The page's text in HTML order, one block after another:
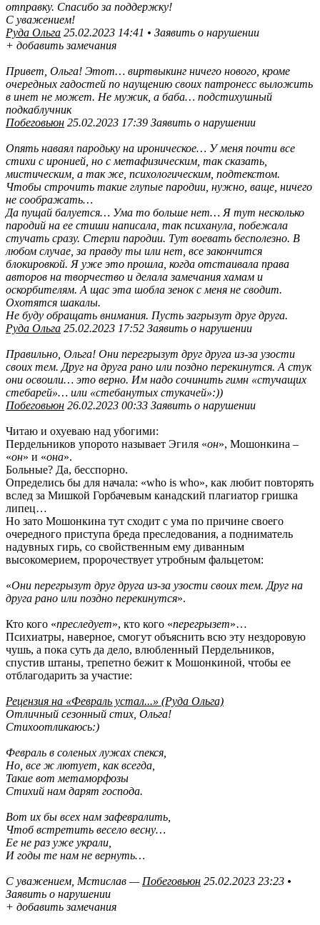
отправку. Спасибо за поддержку!
С уважением!
Руда Ольга 25.02.2023 14:41 • Заявить о нарушении
+ добавить замечания
Привет, Ольга! Этот… виртвыкинг ничего нового, кроме
очередных гадостей по наущению своих патронесс выложить
в инет не может. Не мужик, а баба… подстихушный
подкаблучник
Побеговьюн 25.02.2023 17:39 Заявить о нарушении
Опять наваял пародьку на ироническое… У меня почти все
стихи с иронией, но с метафизическим, так сказать,
мистическим, а так же, психологическим, подтекстом.
Чтобы строчить такие глупые пародии, нужно, ваще, ничего
не соображать…
Да пущай балуется… Ума то больше нет… Я тут несколько
пародий на ее стиши написала, так психанула, побежала
стучать сразу. Стерли пародии. Тут воевать бесполезно. В
любом случае, за правду ты или нет, все закончится
блокировкой. Я уже это прошла, когда отстаивала права
авторов на творчество и делала замечания хамам и
оскорбителям. А щас эта шобла зенок с меня не сводит.
Охотятся шакалы.
Не буду обращать внимания. Пусть загрызут друг друга.
Руда Ольга 25.02.2023 17:52 Заявить о нарушении
Правильно, Ольга! Они перегрызут друг друга из-за узости
своих тем. Друг на друга рано или поздно перекинутся. А стук
они освоили… это верно. Им надо сочинить гимн «стучащих
стебарей»… или «стебанутых стукачей»:))
Побеговьюн 26.02.2023 00:33 Заявить о нарушении
Читаю и охуеваю над убогими:
Пердельников упорото называет Эгиля «он», Мошонкина –
«он» и «она».
Больные? Да, бесспорно.
Определись бы для начала: «who is who», как любит повторять
вслед за Мишкой Горбачевым канадский плагиатор гришка
липец…
Но зато Мошонкина тут сходит с ума по причине своего
очередного приступа бреда преследования, а подниматель
надувных гирь, со свойственным ему диванным
высокомерием, пророчествует утробным фальцетом:
«Они перегрызут друг друга из-за узости своих тем. Друг на
друга рано или поздно перекинутся».
Кто кого «преследует», кто кого «перегрызет»…
Психиатры, наверное, смогут объяснить всю эту нездоровую
чушь, а пока суть да дело, влюбленный Пердельников,
спустив штаны, трепетно бежит к Мошонкиной, чтобы ее
отблагодарить за участие:
Рецензия на «Февраль устал...» (Руда Ольга)
Отличный сезонный стих, Ольга!
Стихоотликаюсь:)
Февраль в соленых лужах спекся,
Но, все ж лютует, как всегда,
Такие вот метаморфозы
Стихий нам дарят господа.
Вот их бы всех нам зафевралить,
Чтоб встретить весело весну…
Ее не раз уже украли,
И годы те нам не вернуть…
С уважением, Мстислав — Побеговьюн 25.02.2023 23:23 •
Заявить о нарушении
+ добавить замечания